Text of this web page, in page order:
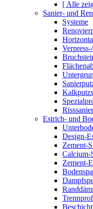
[ Alle
Sanier- und
Systeme
Estrich- und
Design-
Zement-
Calcium-
Zement-